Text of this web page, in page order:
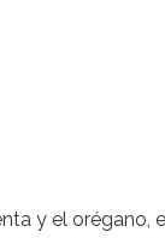
y el orégano,